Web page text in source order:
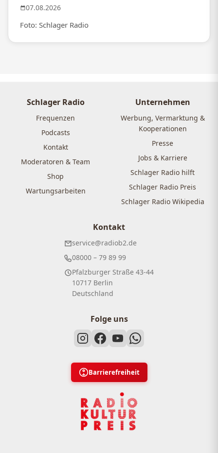
07.08.2026
Foto: Schlager Radio
Schlager Radio
Frequenzen
Podcasts
Kontakt
Moderatoren & Team
Shop
Wartungsarbeiten
Unternehmen
Werbung, Vermarktung &
Kooperationen
Presse
Jobs & Karriere
Schlager Radio hilft
Schlager Radio Preis
Schlager Radio Wikipedia
Kontakt
service@radiob2.de
08000 – 79 89 99
Pfalzburger Straße 43-44
10717 Berlin
Deutschland
Folge uns
Barrierefreiheit